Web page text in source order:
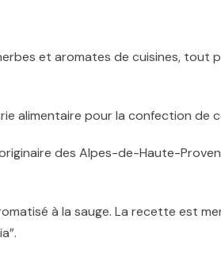
et aromates de cuisines, tout
alimentaire pour la confection de
des Alpes-de-Haute-
à la sauge. La recette est